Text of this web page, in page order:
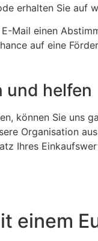
erhalten Sie auf
Mail einen
auf eine
und helfen
können Sie uns
Organisation
Ihres
einem